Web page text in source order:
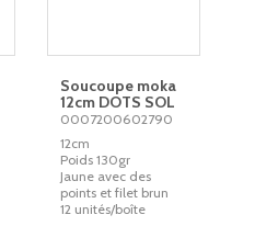
Soucoupe moka
12cm DOTS SOL
0007200602790
12cm
Poids 130gr
Jaune avec des
points et filet brun
12 unités/boîte